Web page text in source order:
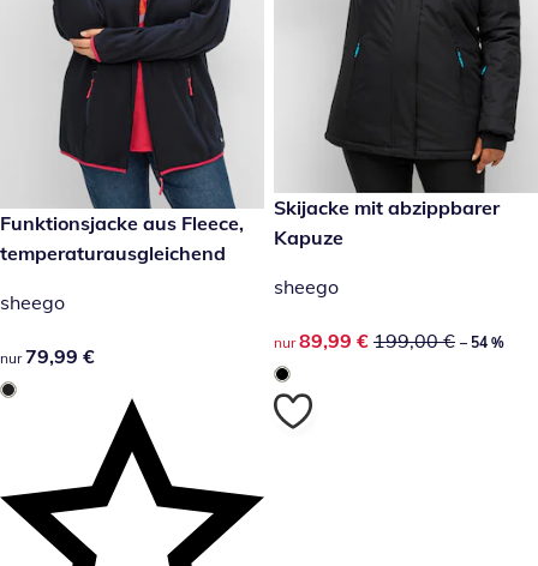
79,99 €
Funktionsjacke aus Fleece,
temperaturausgleichend
sheego
79,99 €
nur 79,99 €
reduzierter Preis 89,99 €,
-54 %
Skijacke mit abzippbarer
Kapuze
sheego
reduzierter Preis 89,99 €,
nur 89,99 € 199,00 € – 54 %